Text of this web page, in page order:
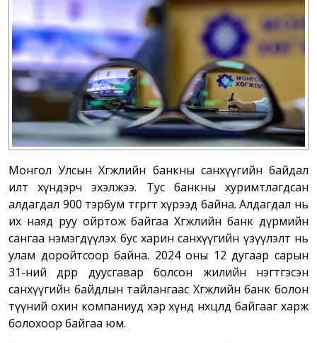
Монгол Улсын Хөгжлийн банкны санхүүгийн байдал
илт хүндэрч эхэлжээ. Тус банкны хуримтлагдсан
алдагдал 900 тэрбум төгрөгт хүрээд байна. Алдагдал нь
их наяд руу ойртож байгаа Хөгжлийн банк дүрмийн
сангаа нэмэгдүүлэх бус харин санхүүгийн үзүүлэлт нь
улам доройтсоор байна. 2024 оны 12 дугаар сарын
31-ний өдрөөр дуусгавар болсон жилийн нэгтгэсэн
санхүүгийн байдлын тайлангаас Хөгжлийн банк болон
түүний охин компаниуд хэр хүнд нөхцөлд байгааг харж
болохоор байгаа юм.